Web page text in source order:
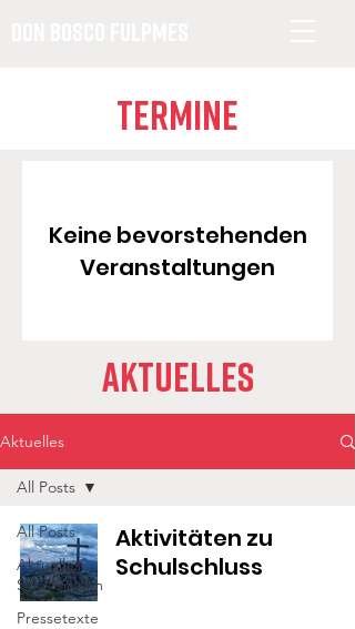
Termine
Keine bevorstehenden
Veranstaltungen
Aktuelles
Aktuelles
All Posts
Aktuelles
Schülerheim
Pressetexte
All Posts
Aktivitäten zu
Schulschluss